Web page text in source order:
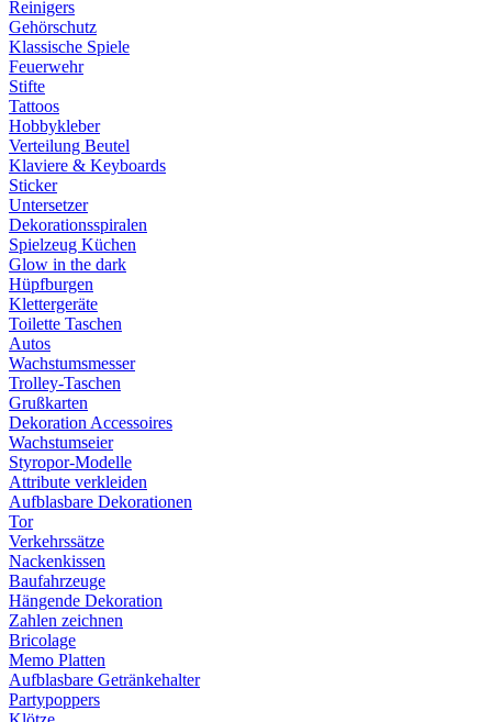
Reinigers
Gehörschutz
Klassische Spiele
Feuerwehr
Stifte
Tattoos
Hobbykleber
Verteilung Beutel
Klaviere & Keyboards
Sticker
Untersetzer
Dekorationsspiralen
Spielzeug Küchen
Glow in the dark
Hüpfburgen
Klettergeräte
Toilette Taschen
Autos
Wachstumsmesser
Trolley-Taschen
Grußkarten
Dekoration Accessoires
Wachstumseier
Styropor-Modelle
Attribute verkleiden
Aufblasbare Dekorationen
Tor
Verkehrssätze
Nackenkissen
Baufahrzeuge
Hängende Dekoration
Zahlen zeichnen
Bricolage
Memo Platten
Aufblasbare Getränkehalter
Partypoppers